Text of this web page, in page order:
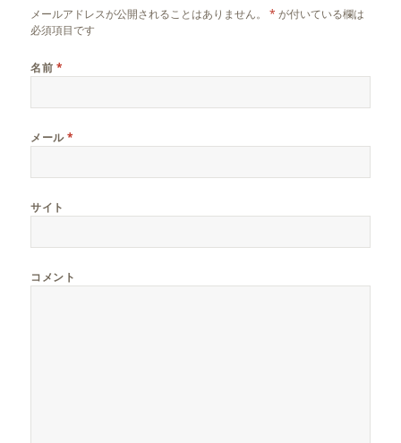
メ
キ
ン
メールアドレスが公開されることはありません。 * が付いている欄は
必須項目です
名前 *
メール*
サイト
コメント